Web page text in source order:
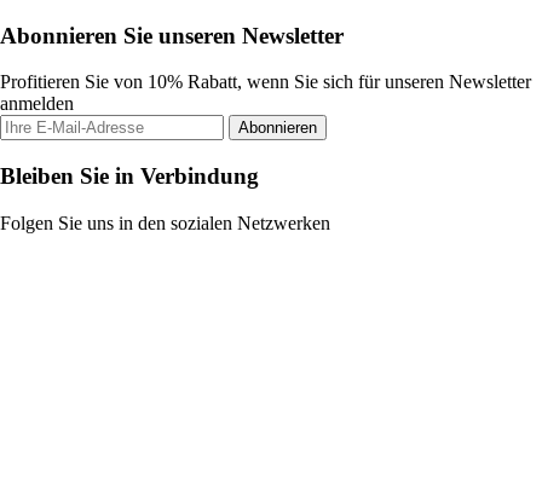
Abonnieren Sie unseren Newsletter
Profitieren Sie von 10% Rabatt, wenn Sie sich für unseren Newsletter
anmelden
Abonnieren
Bleiben Sie in Verbindung
Folgen Sie uns in den sozialen Netzwerken